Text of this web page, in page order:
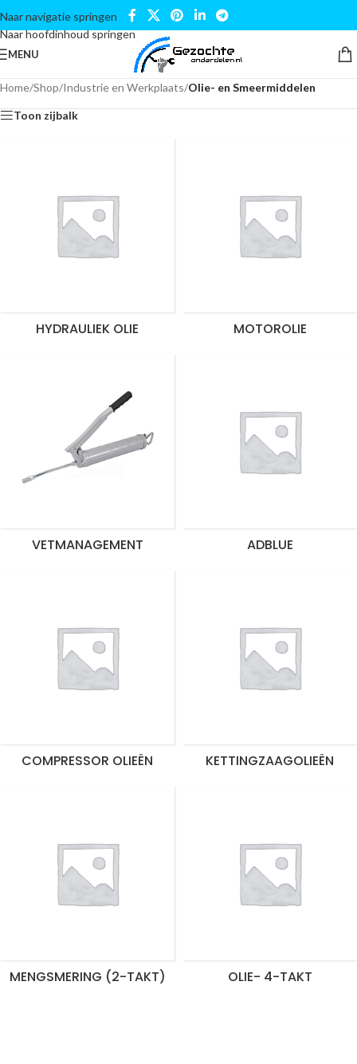
Naar navigatie springen
Naar hoofdinhoud springen
MENU
Home/Shop/Industrie en Werkplaats/Olie- en Smeermiddelen
Toon zijbalk
HYDRAULIEK OLIE MOTOROLIE
VETMANAGEMENT ADBLUE
COMPRESSOR OLIEËN KETTINGZAAGOLIEËN
MENGSMERING (2-TAKT) OLIE- 4-TAKT